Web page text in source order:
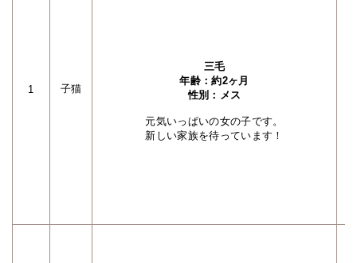
1 子猫
三毛
年齢：約2ヶ月
性別：メス
元気いっぱいの女の子です。
新しい家族を待っています！